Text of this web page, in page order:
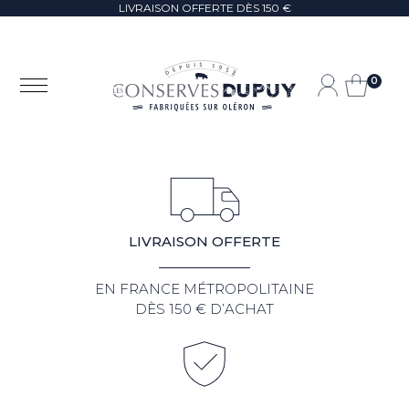
LIVRAISON OFFERTE DÈS 150 €
0
LIVRAISON OFFERTE
EN FRANCE MÉTROPOLITAINE
DÈS 150 € D’ACHAT